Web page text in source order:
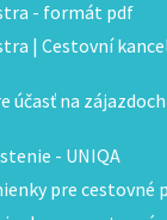
- formát pdf
| Cestovní
účasť na
- UNIQA
pre cestovné